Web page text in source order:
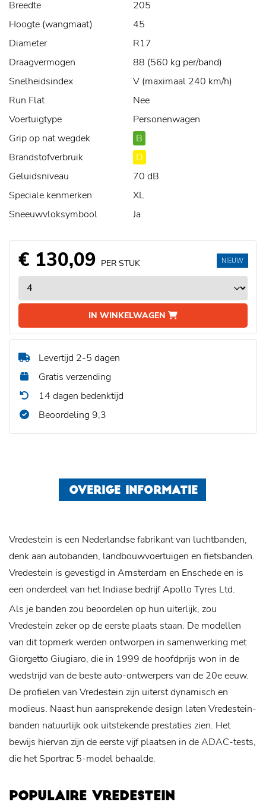
Breedte
205
Hoogte (wangmaat)
45
Diameter
R17
Draagvermogen
88 (560 kg per/band)
Snelheidsindex
V (maximaal 240 km/h)
Run Flat
Nee
Voertuigtype
Personenwagen
Grip op nat wegdek
B
Brandstofverbruik
D
Geluidsniveau
70 dB
Speciale kenmerken
XL
Sneeuwvloksymbool
Ja
€ 130,09 PER STUK
IN WINKELWAGEN
NIEUW
Levertijd 2-5 dagen
Gratis verzending
14 dagen bedenktijd
Beoordeling 9,3
OVERIGE INFORMATIE
Vredestein is een Nederlandse fabrikant van luchtbanden,
denk aan autobanden, landbouwvoertuigen en fietsbanden.
Vredestein is gevestigd in Amsterdam en Enschede en is
een onderdeel van het Indiase bedrijf Apollo Tyres Ltd.
Als je banden zou beoordelen op hun uiterlijk, zou
Vredestein zeker op de eerste plaats staan. De modellen
van dit topmerk werden ontworpen in samenwerking met
Giorgetto Giugiaro, die in 1999 de hoofdprijs won in de
wedstrijd van de beste auto-ontwerpers van de 20e eeuw.
De profielen van Vredestein zijn uiterst dynamisch en
modieus. Naast hun aansprekende design laten Vredestein-
banden natuurlijk ook uitstekende prestaties zien. Het
bewijs hiervan zijn de eerste vijf plaatsen in de ADAC-tests,
die het Sportrac 5-model behaalde.
POPULAIRE VREDESTEIN